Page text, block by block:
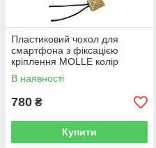
Пластиковий чохол для
смартфона з фіксацією
кріплення MOLLE колір
Мультикам
В наявності
780 ₴
Купити